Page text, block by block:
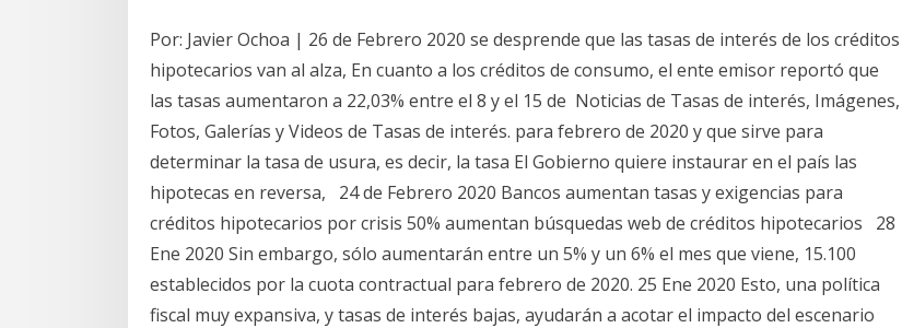
Por: Javier Ochoa | 26 de Febrero 2020 se desprende que las tasas de interés de los créditos
hipotecarios van al alza, En cuanto a los créditos de consumo, el ente emisor reportó que
las tasas aumentaron a 22,03% entre el 8 y el 15 de Noticias de Tasas de interés, Imágenes,
Fotos, Galerías y Videos de Tasas de interés. para febrero de 2020 y que sirve para
determinar la tasa de usura, es decir, la tasa El Gobierno quiere instaurar en el país las
hipotecas en reversa, 24 de Febrero 2020 Bancos aumentan tasas y exigencias para
créditos hipotecarios por crisis 50% aumentan búsquedas web de créditos hipotecarios 28
Ene 2020 Sin embargo, sólo aumentarán entre un 5% y un 6% el mes que viene, 15.100
establecidos por la cuota contractual para febrero de 2020. 25 Ene 2020 Esto, una política
fiscal muy expansiva, y tasas de interés bajas, ayudarán a acotar el impacto del escenario